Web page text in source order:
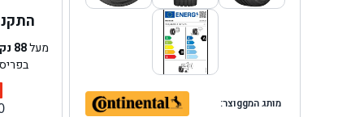
מותג המggוצר:
מעל88